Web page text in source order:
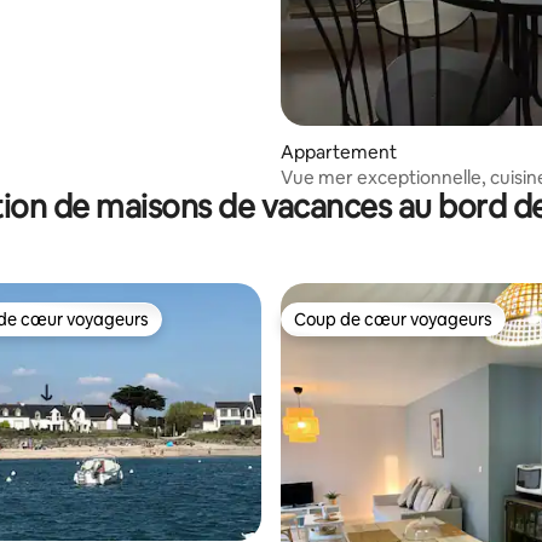
Appartement
Vue mer exceptionnelle,
premium, garage
de maisons de vacances au bord
cœur voyageurs les plus appréciés
cœur voyageurs Coup de cœur voyageurs
Coup de cœur voyageurs